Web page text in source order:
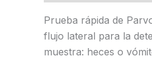
Prueba rápida de
flujo lateral para la
muestra: heces o